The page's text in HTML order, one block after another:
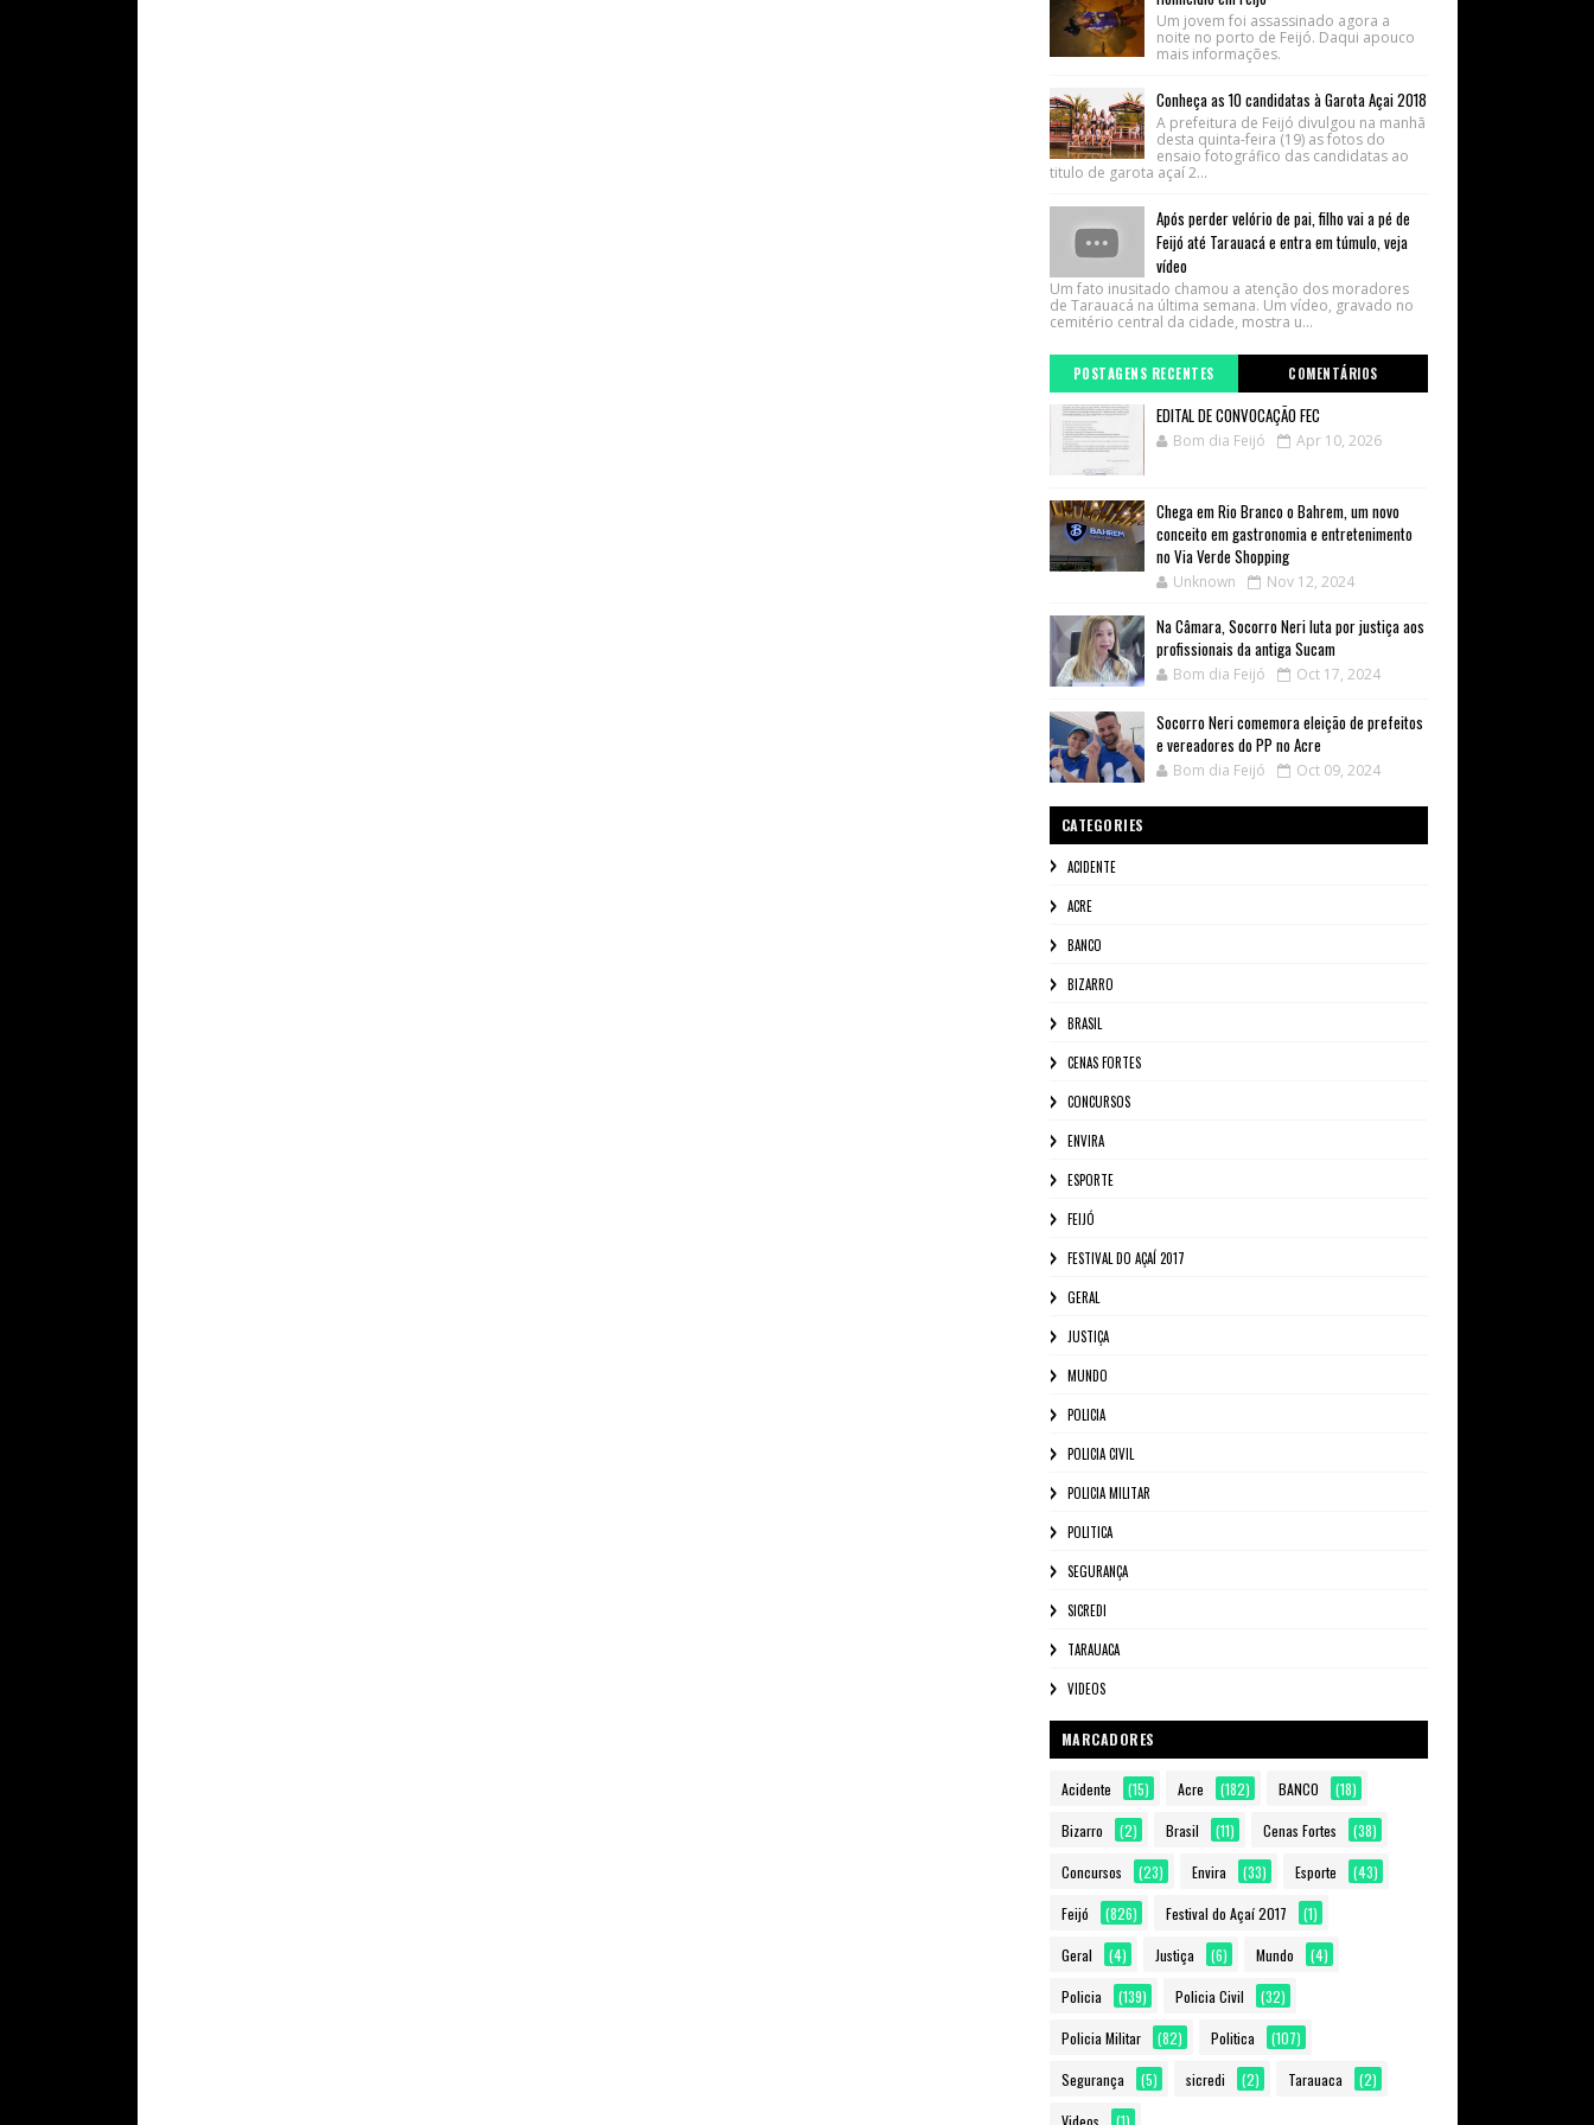
Um jovem foi assassinado agora a
noite no porto de Feijó. Daqui apouco
mais informações.
Conheça as 10 candidatas à Garota Açai 2018
A prefeitura de Feijó divulgou na manhã
desta quinta-feira (19) as fotos do
ensaio fotográfico das candidatas ao
titulo de garota açaí 2...
Após perder velório de pai, filho vai a pé de
Feijó até Tarauacá e entra em túmulo, veja
vídeo
Um fato inusitado chamou a atenção dos moradores
de Tarauacá na última semana. Um vídeo, gravado no
cemitério central da cidade, mostra u...
POSTAGENS RECENTES COMENTÁRIOS
EDITAL DE CONVOCAÇÃO FEC
Bom dia Feijó Apr 10, 2026
Chega em Rio Branco o Bahrem, um novo
conceito em gastronomia e entretenimento
no Via Verde Shopping
Unknown Nov 12, 2024
Na Câmara, Socorro Neri luta por justiça aos
profissionais da antiga Sucam
Bom dia Feijó Oct 17, 2024
Socorro Neri comemora eleição de prefeitos
e vereadores do PP no Acre
Bom dia Feijó Oct 09, 2024
CATEGORIES
ACIDENTE
ACRE
BANCO
BIZARRO
BRASIL
CENAS FORTES
CONCURSOS
ENVIRA
ESPORTE
FEIJÓ
FESTIVAL DO AÇAÍ 2017
GERAL
JUSTIÇA
MUNDO
POLICIA
POLICIA CIVIL
POLICIA MILITAR
POLITICA
SEGURANÇA
SICREDI
TARAUACA
VIDEOS
MARCADORES
Acidente (15) Acre (182) BANCO (18)
Bizarro (2) Brasil (11) Cenas Fortes (38)
Concursos (23) Envira (33) Esporte (43)
Feijó (826) Festival do Açaí 2017 (1)
Geral (4) Justiça (6) Mundo (4)
Policia (139) Policia Civil (32)
Policia Militar (82) Politica (107)
Segurança (5) sicredi (2) Tarauaca (2)
Videos (1)